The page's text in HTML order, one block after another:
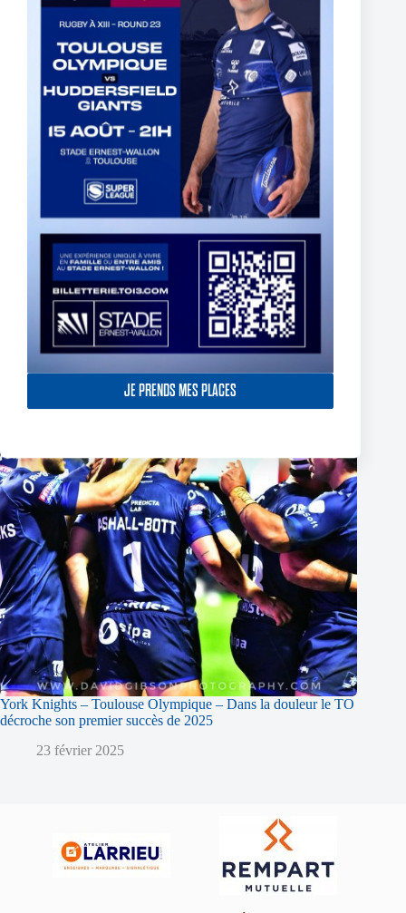
JE PRENDS MES PLACES
Thomas Lacans s’engage avec le Toulouse Olympique
5 mars 2025
York Knights – Toulouse Olympique – Dans la douleur le TO
décroche son premier succès de 2025
23 février 2025